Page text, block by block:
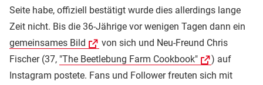
Seite habe, offiziell bestätigt wurde dies allerdings lange
Zeit nicht. Bis die 36-Jährige vor wenigen Tagen dann ein
gemeinsames Bild
von sich und Neu-Freund Chris
Fischer (37, "The Beetlebung Farm Cookbook"
) auf
Instagram postete. Fans und Follower freuten sich mit